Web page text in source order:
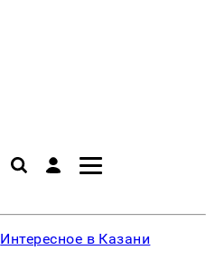
Интересное в Казани